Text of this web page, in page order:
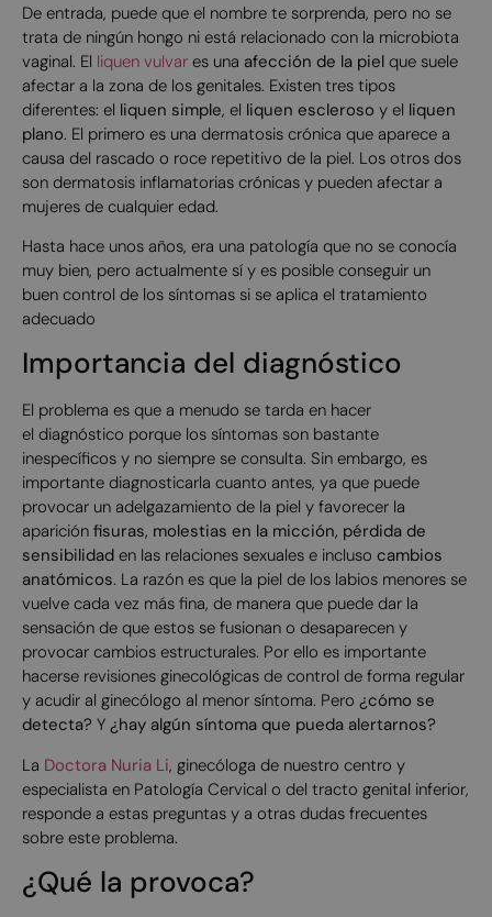
De entrada, puede que el nombre te sorprenda, pero no se
trata de ningún hongo ni está relacionado con la microbiota
vaginal. El liquen vulvar es una afección de la piel que suele
afectar a la zona de los genitales. Existen tres tipos
diferentes: el liquen simple, el liquen escleroso y el liquen
plano. El primero es una dermatosis crónica que aparece a
causa del rascado o roce repetitivo de la piel. Los otros dos
son dermatosis inflamatorias crónicas y pueden afectar a
mujeres de cualquier edad.
Hasta hace unos años, era una patología que no se conocía
muy bien, pero actualmente sí y es posible conseguir un
buen control de los síntomas si se aplica el tratamiento
adecuado
Importancia del diagnóstico
El problema es que a menudo se tarda en hacer
el diagnóstico porque los síntomas son bastante
inespecíficos y no siempre se consulta. Sin embargo, es
importante diagnosticarla cuanto antes, ya que puede
provocar un adelgazamiento de la piel y favorecer la
aparición fisuras, molestias en la micción, pérdida de
sensibilidad en las relaciones sexuales e incluso cambios
anatómicos. La razón es que la piel de los labios menores se
vuelve cada vez más fina, de manera que puede dar la
sensación de que estos se fusionan o desaparecen y
provocar cambios estructurales. Por ello es importante
hacerse revisiones ginecológicas de control de forma regular
y acudir al ginecólogo al menor síntoma. Pero ¿cómo se
detecta? Y ¿hay algún síntoma que pueda alertarnos?
La Doctora Nuria Li, ginecóloga de nuestro centro y
especialista en Patología Cervical o del tracto genital inferior,
responde a estas preguntas y a otras dudas frecuentes
sobre este problema.
¿Qué la provoca?